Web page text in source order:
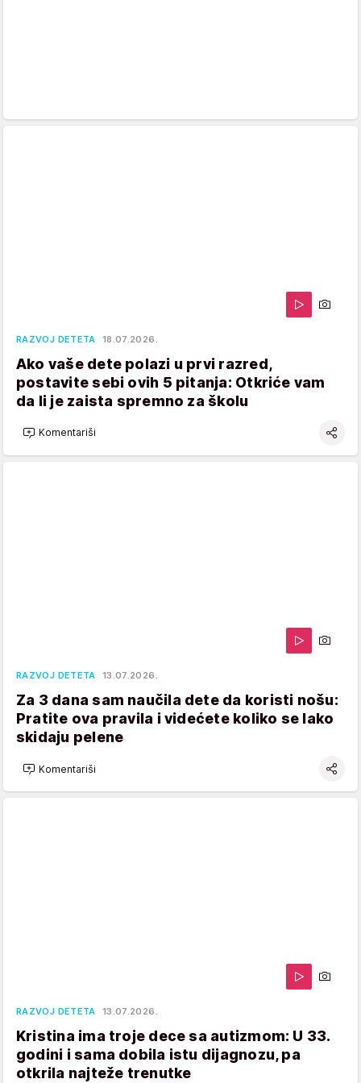
RAZVOJ DETETA 18.07.2026.
Ako vaše dete polazi u prvi razred,
postavite sebi ovih 5 pitanja: Otkriće vam
da li je zaista spremno za školu
Komentariši
RAZVOJ DETETA 13.07.2026.
Za 3 dana sam naučila dete da koristi nošu:
Pratite ova pravila i videćete koliko se lako
skidaju pelene
Komentariši
RAZVOJ DETETA 13.07.2026.
Kristina ima troje dece sa autizmom: U 33.
godini i sama dobila istu dijagnozu, pa
otkrila najteže trenutke